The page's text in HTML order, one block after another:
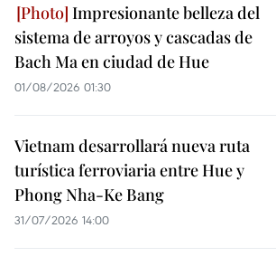
Impresionante belleza del
sistema de arroyos y cascadas de
Bach Ma en ciudad de Hue
01/08/2026 01:30
Vietnam desarrollará nueva ruta
turística ferroviaria entre Hue y
Phong Nha-Ke Bang
31/07/2026 14:00